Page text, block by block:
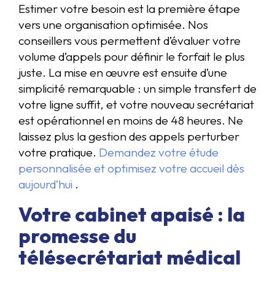
Estimer votre besoin est la première étape
vers une organisation optimisée. Nos
conseillers vous permettent d’évaluer votre
volume d’appels pour définir le forfait le plus
juste. La mise en œuvre est ensuite d’une
simplicité remarquable : un simple transfert de
votre ligne suffit, et votre nouveau secrétariat
est opérationnel en moins de 48 heures. Ne
laissez plus la gestion des appels perturber
votre pratique. Demandez votre étude
personnalisée et optimisez votre accueil dès
aujourd’hui .
Votre cabinet apaisé : la
promesse du
télésecrétariat médical